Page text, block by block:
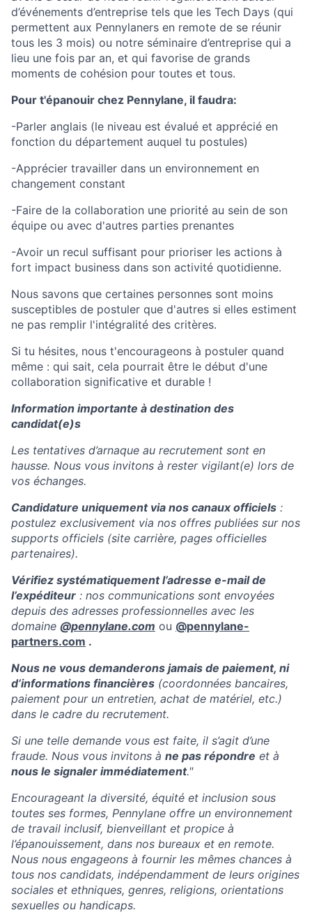
d’événements d’entreprise tels que les Tech Days (qui
permettent aux Pennylaners en remote de se réunir
tous les 3 mois) ou notre séminaire d’entreprise qui a
lieu une fois par an, et qui favorise de grands
moments de cohésion pour toutes et tous.
Pour t'épanouir chez Pennylane, il faudra:
-Parler anglais (le niveau est évalué et apprécié en
fonction du département auquel tu postules)
-Apprécier travailler dans un environnement en
changement constant
-Faire de la collaboration une priorité au sein de son
équipe ou avec d'autres parties prenantes
-Avoir un recul suffisant pour prioriser les actions à
fort impact business dans son activité quotidienne.
Nous savons que certaines personnes sont moins
susceptibles de postuler que d'autres si elles estiment
ne pas remplir l'intégralité des critères.
Si tu hésites, nous t'encourageons à postuler quand
même : qui sait, cela pourrait être le début d'une
collaboration significative et durable !
Information importante à destination des
candidat(e)s
Les tentatives d’arnaque au recrutement sont en
hausse. Nous vous invitons à rester vigilant(e) lors de
vos échanges.
Candidature uniquement via nos canaux officiels :
postulez exclusivement via nos offres publiées sur nos
supports officiels (site carrière, pages officielles
partenaires).
Vérifiez systématiquement l’adresse e-mail de
l’expéditeur : nos communications sont envoyées
depuis des adresses professionnelles avec les
domaine @pennylane.com ou @pennylane-
partners.com .
Nous ne vous demanderons jamais de paiement, ni
d’informations financières (coordonnées bancaires,
paiement pour un entretien, achat de matériel, etc.)
dans le cadre du recrutement.
Si une telle demande vous est faite, il s’agit d’une
fraude. Nous vous invitons à ne pas répondre et à
nous le signaler immédiatement."
Encourageant la diversité, équité et inclusion sous
toutes ses formes, Pennylane offre un environnement
de travail inclusif, bienveillant et propice à
l’épanouissement, dans nos bureaux et en remote.
Nous nous engageons à fournir les mêmes chances à
tous nos candidats, indépendamment de leurs origines
sociales et ethniques, genres, religions, orientations
sexuelles ou handicaps.